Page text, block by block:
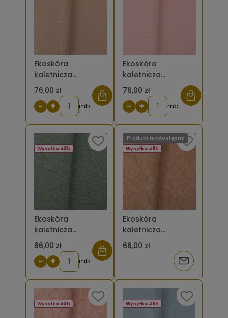
Ekoskóra
kaletnicza
tłoczona duża
plecionka - kolor
karmelowy
76,00 zł
− + mb
Ekoskóra
kaletnicza
tłoczona duża
plecionka - kolor
różowy brudny
76,00 zł
− + mb
Ekoskóra
kaletnicza
tłoczona koronka
– kolor khaki jasny
66,00 zł
Wysyłka 48h
− + mb
Ekoskóra
kaletnicza
tłoczona kwiaty –
kolor jasny
66,00 zł
Wysyłka 48h
Produkt niedostępny
Powiadom
o
dostępności
Wysyłka 48h Wysyłka 48h